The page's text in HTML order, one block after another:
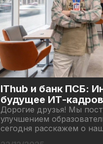
IThub и банк ПСБ:
будущее ИТ-кадров
Дорогие друзья! Мы
улучшением
сегодня расскажем о